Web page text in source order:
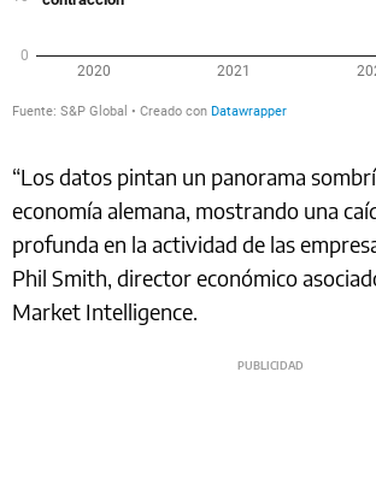
“Los datos pintan un panorama
economía alemana, mostrando una
profunda en la actividad de las
Phil Smith, director económico
Market Intelligence.